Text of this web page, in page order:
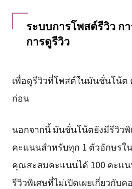
ระบบการโพสต์รีวิว ก
การดูรีวิว
เพื่อดูรีวิวที่โพสต์ในมันชั่นโน้
ก่อน
นอกจากนี้ มันชั่นโน้ตยังมีรีวิว
คะแนนสำหรับทุก 1 ตัวอักษรใ
คุณสะสมคะแนนได้ 100 คะแ
รีวิวพิเศษที่ไม่เปิดเผยเกี่ยวกั